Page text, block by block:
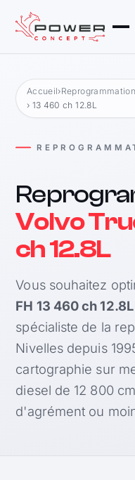
Accueil›Reprogrammation
› 13 460 ch 12.8L
Volvo
ch 12.8L
Vous souhaitez
FH 13 460 ch 12.8L
spécialiste de la
Nivelles depuis
cartographie sur
diesel de 12 800
d'agrément ou